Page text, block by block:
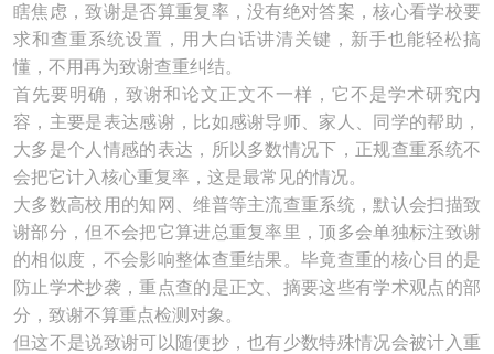
瞎焦虑，致谢是否算重复率，没有绝对答案，核心看学校要
求和查重系统设置，用大白话讲清关键，新手也能轻松搞
懂，不用再为致谢查重纠结。
首先要明确，致谢和论文正文不一样，它不是学术研究内
容，主要是表达感谢，比如感谢导师、家人、同学的帮助，
大多是个人情感的表达，所以多数情况下，正规查重系统不
会把它计入核心重复率，这是最常见的情况。
大多数高校用的知网、维普等主流查重系统，默认会扫描致
谢部分，但不会把它算进总重复率里，顶多会单独标注致谢
的相似度，不会影响整体查重结果。毕竟查重的核心目的是
防止学术抄袭，重点查的是正文、摘要这些有学术观点的部
分，致谢不算重点检测对象。
但这不是说致谢可以随便抄，也有少数特殊情况会被计入重